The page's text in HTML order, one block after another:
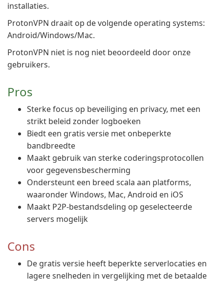
installaties.
ProtonVPN draait op de volgende operating systems:
Android/Windows/Mac.
ProtonVPN niet is nog niet beoordeeld door onze
gebruikers.
Pros
Sterke focus op beveiliging en privacy, met een
strikt beleid zonder logboeken
Biedt een gratis versie met onbeperkte
bandbreedte
Maakt gebruik van sterke coderingsprotocollen
voor gegevensbescherming
Ondersteunt een breed scala aan platforms,
waaronder Windows, Mac, Android en iOS
Maakt P2P-bestandsdeling op geselecteerde
servers mogelijk
Cons
De gratis versie heeft beperkte serverlocaties en
lagere snelheden in vergelijking met de betaalde